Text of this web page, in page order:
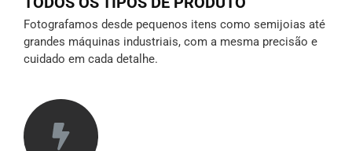
Fotografamos desde pequenos itens como semijoias até
grandes máquinas industriais, com a mesma precisão e
cuidado em cada detalhe.